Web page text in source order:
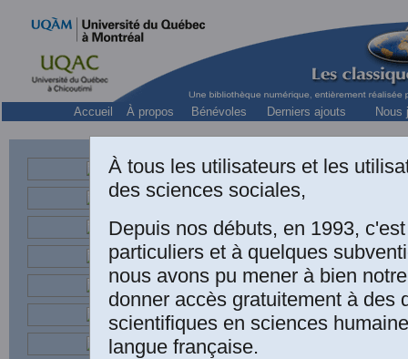
Accueil À propos Bénévoles Derniers ajouts Nous
À tous les utilisateurs et les
des sciences sociales,
Depuis nos débuts, en 1993,
particuliers et à quelques
nous avons pu mener à bien
donner accès gratuitement à des
scientifiques en sciences
langue française.